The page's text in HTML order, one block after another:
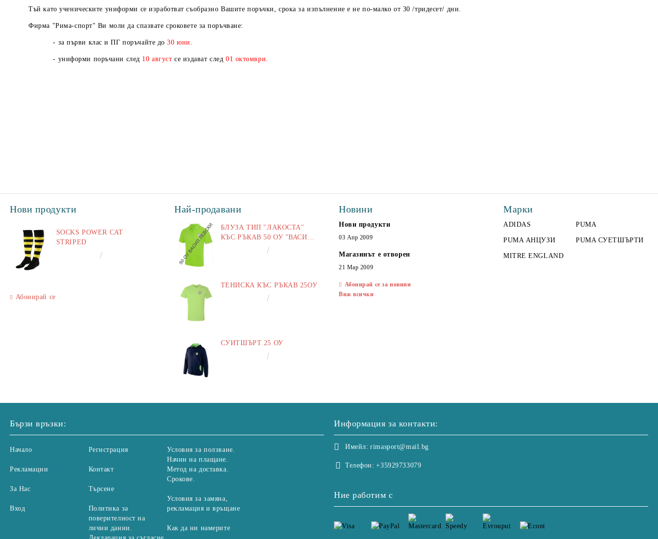
Тъй като ученическите униформи се изработват съобразно Вашите поръчки, срока за изпълнение е не по-малко от 30 /тридесет/ дни.
Фирма "Рима-спорт" Ви моли да спазвате сроковете за поръчване:
- за първи клас и ПГ поръчайте до30 юни.
- униформи поръчани след 10 август се издават след 01 октомври.
Нови продукти
SOCKS POWER CAT
STRIPED
Абонирай се
Най-продавани
БЛУЗА ТИП "ЛАКОСТА"
КЪС РЪКАВ 50 ОУ "ВАСИЛ
ТЕНИСКА КЪС РЪКАВ 25ОУ
СУИТШЪРТ 25 ОУ
Новини
Нови продукти
03 Апр 2009
Магазинът е отворен
21 Мар 2009
Абонирай се за новини
Виж всички
Марки
ADIDAS PUMA
PUMA АНЦУЗИ PUMA СУЕТШЪРТИ
MITRE ENGLAND
Бързи връзки:
Начало
Рекламации
За Нас
Вход
Регистрация
Контакт
Търсене
Политика за
поверителност на
лични данни.
Условия за ползване.
Начин на плащане.
Метод на доставка.
Срокове.
Условия за замяна,
рекламация и връщане
Как да ни намерите
Информация за контакти:
Имейл: rimasport@mail.bg
Телефон: +35929733079
Ние работим с